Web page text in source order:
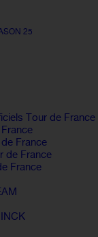
25
Tour de France
France
de France
France